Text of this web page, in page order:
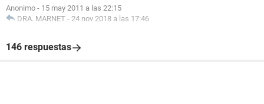
Anonimo - 15 may 2011 a las 22:15
DRA. MARNET - 24 nov 2018 a las 17:46
146 respuestas